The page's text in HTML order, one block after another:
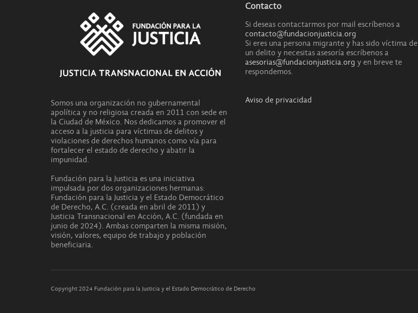
Somos una organización no gubernamental
apolítica y no religiosa creada en 2011 con sede en
la Ciudad de México. Nos dedicamos a promover el
acceso a la justicia para víctimas de delitos y
violaciones de derechos humanos como vía para
fortalecer el estado de derecho y abatir la
impunidad.
Fundación para la Justicia es una iniciativa
impulsada por dos organizaciones hermanas:
Fundación para la Justicia y el Estado Democrático
de Derecho, A.C. (creada en abril de 2011) y
Justicia Transnacional en Acción, A.C. (fundada en
junio de 2024). Ambas comparten la misma misión,
visión, valores, equipo de trabajo y población
beneficiaria.
Contacto
Si deseas contactarmos por mail escríbenos a
contacto@fundacionjusticia.org
Si eres una persona migrante y has sido víctima de
un delito y necesitas asesoría escríbenos a
asesorias@fundacionjusticia.org y en breve te
respondemos.
Aviso de privacidad
Copyright 2024 Fundación para la Justicia y el Estado Democrático de Derecho